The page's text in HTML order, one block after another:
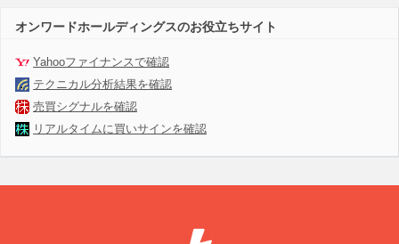
オンワードホールディングスのお役立ちサイト
Yahooファイナンスで確認
テクニカル分析結果を確認
売買シグナルを確認
リアルタイムに買いサインを確認